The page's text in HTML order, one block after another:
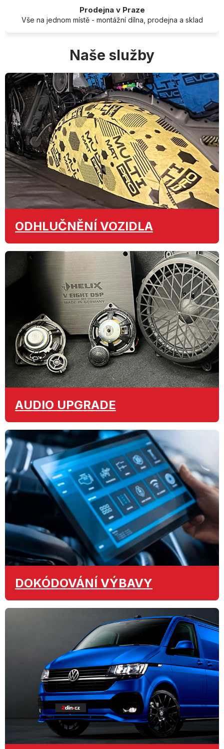
Prodejna v Praze
Vše na jednom místě - montážní dílna, prodejna a sklad
Naše služby
ODHLUČNĚNÍ VOZIDLA
AUDIO UPGRADE
DOKÓDOVÁNÍ VÝBAVY